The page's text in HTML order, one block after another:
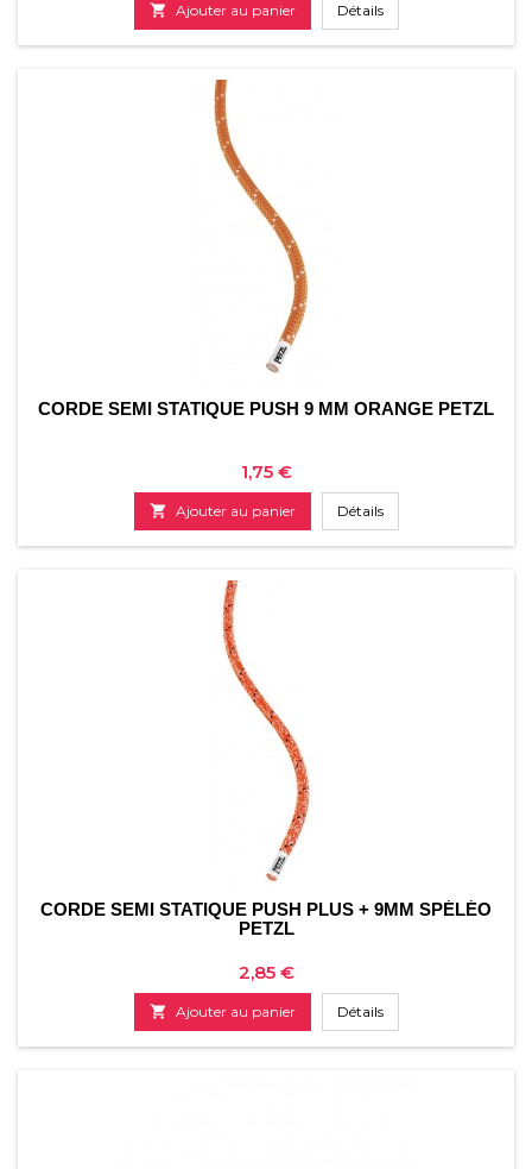
 Ajouter au panier Détails
CORDE SEMI STATIQUE PUSH 9 MM ORANGE PETZL
Prix
1,75 €
 Ajouter au panier Détails
CORDE SEMI STATIQUE PUSH PLUS + 9MM SPÉLÉO
PETZL
Prix
2,85 €
 Ajouter au panier Détails